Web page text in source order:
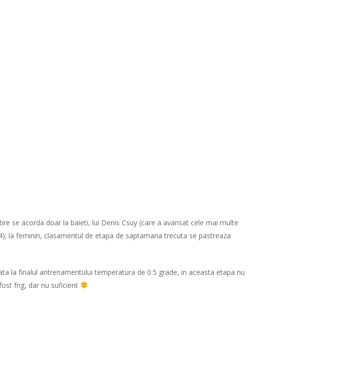
se acorda doar la baieti, lui Denis Csuy (care a avansat cele mai multe
la feminin, clasamentul de etapa de saptamana trecuta se pastreaza
la finalul antrenamentului temperatura de 0.5 grade, in aceasta etapa nu
frig, dar nu suficient